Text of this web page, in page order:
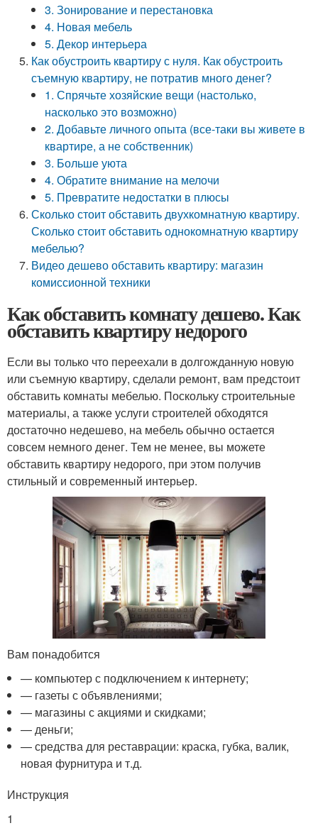
3. Зонирование и перестановка
4. Новая мебель
5. Декор интерьера
Как обустроить квартиру с нуля. Как обустроить
съемную квартиру, не потратив много денег?
1. Спрячьте хозяйские вещи (настолько,
насколько это возможно)
2. Добавьте личного опыта (все-таки вы живете в
квартире, а не собственник)
3. Больше уюта
4. Обратите внимание на мелочи
5. Превратите недостатки в плюсы
Сколько стоит обставить двухкомнатную квартиру.
Сколько стоит обставить однокомнатную квартиру
мебелью?
Видео дешево обставить квартиру: магазин
комиссионной техники
Как обставить комнату дешево. Как
обставить квартиру недорого
Если вы только что переехали в долгожданную новую
или съемную квартиру, сделали ремонт, вам предстоит
обставить комнаты мебелью. Поскольку строительные
материалы, а также услуги строителей обходятся
достаточно недешево, на мебель обычно остается
совсем немного денег. Тем не менее, вы можете
обставить квартиру недорого, при этом получив
стильный и современный интерьер.
Вам понадобится
— компьютер с подключением к интернету;
— газеты с объявлениями;
— магазины с акциями и скидками;
— деньги;
— средства для реставрации: краска, губка, валик,
новая фурнитура и т.д.
Инструкция
1